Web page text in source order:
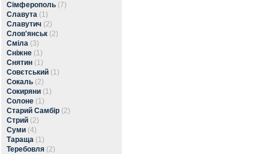
Сімферополь (7)
Славута (1)
Славутич (2)
Слов'янськ (2)
Сміла (3)
Сніжне (1)
Снятин (1)
Совєтський (1)
Сокаль (2)
Сокиряни (1)
Солоне (1)
Старий Самбір (2)
Стрий (2)
Суми (4)
Тараща (1)
Теребовля (2)